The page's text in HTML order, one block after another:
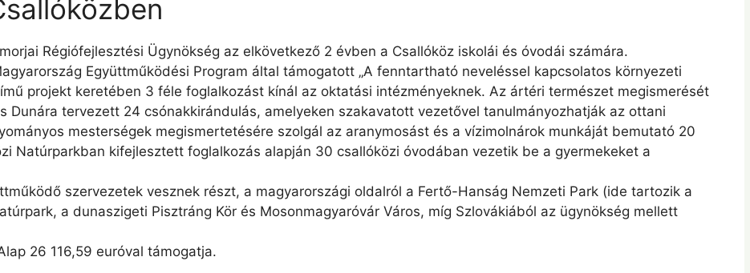
Régiófejlesztési Ügynökség az elkövetkező 2 évben a Csallóköz iskolái és óvodái számára.
Együttműködési Program által támogatott „A fenntartható neveléssel kapcsolatos környezeti
projekt keretében 3 féle foglalkozást kínál az oktatási intézményeknek. Az ártéri természet megismerését
Dunára tervezett 24 csónakkirándulás, amelyeken szakavatott vezetővel tanulmányozhatják az ottani
mesterségek megismertetésére szolgál az aranymosást és a vízimolnárok munkáját bemutató 20
Natúrparkban kifejlesztett foglalkozás alapján 30 csallóközi óvodában vezetik be a gyermekeket a
szervezetek vesznek részt, a magyarországi oldalról a Fertő-Hanság Nemzeti Park (ide tartozik a
a dunaszigeti Pisztráng Kör és Mosonmagyaróvár Város, míg Szlovákiából az ügynökség mellett
26 116,59 euróval támogatja.